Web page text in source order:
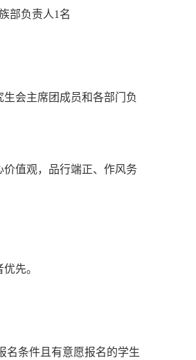
部负责人1名
会主席团成员和各部门负
值观，品行端正、作风务
先。
名条件且有意愿报名的学生